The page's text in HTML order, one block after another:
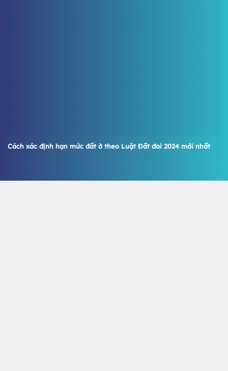
Cách xác định hạn mức đất ở theo Luật Đất đai 2024 mới nhất